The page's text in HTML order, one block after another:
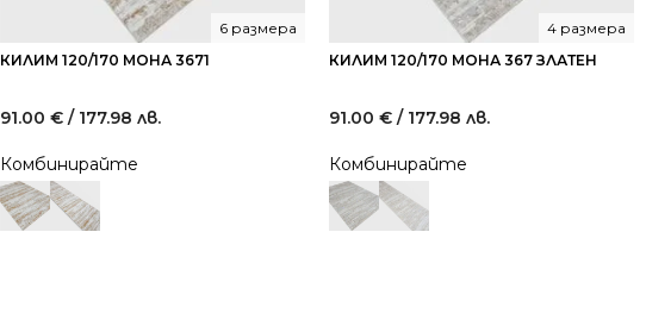
КИЛИМ 120/170 МОНА 3671
6 размера
91.00 € / 177.98 лв.
Комбинирайте
КИЛИМ 120/170 МОНА 367 ЗЛАТЕН
4 размера
91.00 € / 177.98 лв.
Комбинирайте